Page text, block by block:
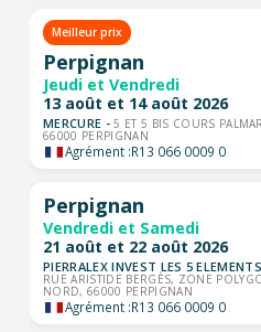
Meilleur prix
Perpignan
Jeudi et Vendredi
13 août et 14 août 2026
MERCURE -5 ET 5 BIS COURS
66000 PERPIGNAN
Agrément :R13 066 0009 0
Perpignan
Vendredi et Samedi
21 août et 22 août 2026
PIERRALEX INVEST LES 5
RUE ARISTIDE BERGÈS, ZONE
NORD, 66000 PERPIGNAN
Agrément :R13 066 0009 0